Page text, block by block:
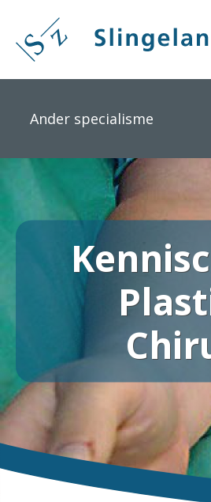
naar
Ander specialisme